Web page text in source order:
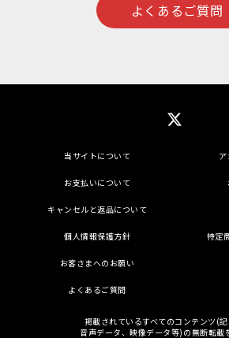
よくあるご質問
当サイトについて
お支払いについて
キャンセルと返品について
個人情報保護方針 特定
お客さまへのお願い
よくあるご質問
掲載されているすべてのコンテンツ(記
音声データ、映像データ等)の無断転載